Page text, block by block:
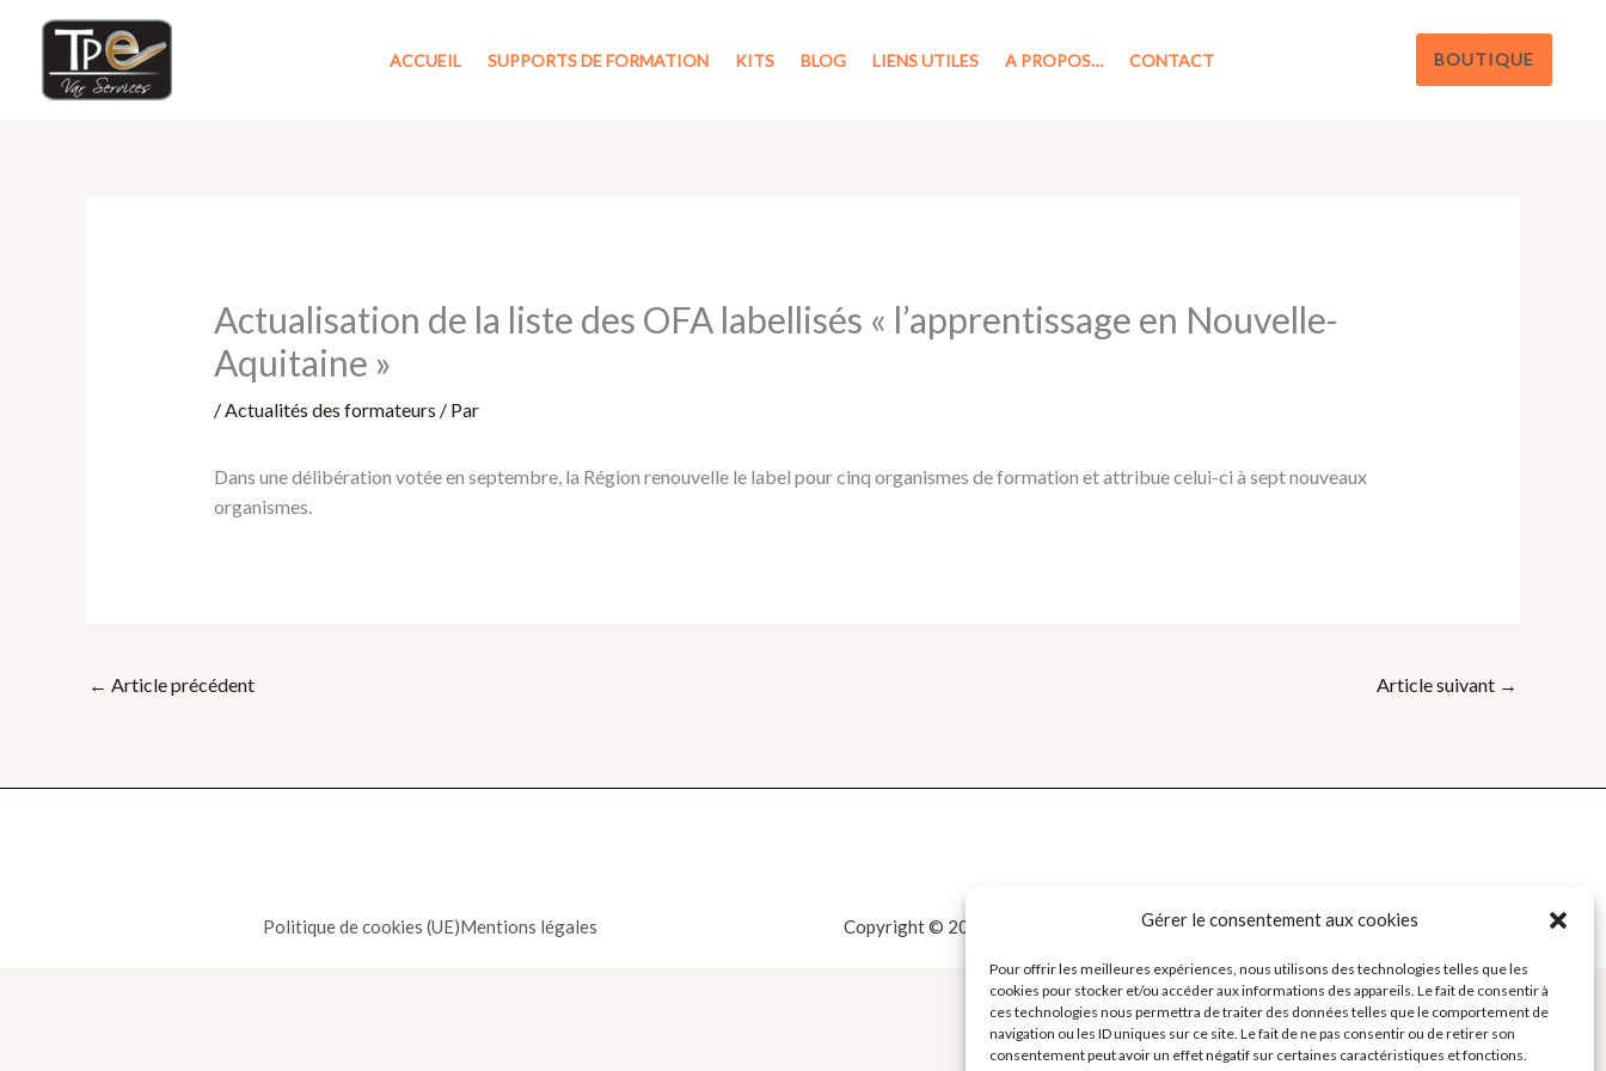
Gérer le consentement aux cookies
Pour offrir les meilleures expériences, nous utilisons des technologies telles que les
cookies pour stocker et/ou accéder aux informations des appareils. Le fait de consentir à
ces technologies nous permettra de traiter des données telles que le comportement de
navigation ou les ID uniques sur ce site. Le fait de ne pas consentir ou de retirer son
consentement peut avoir un effet négatif sur certaines caractéristiques et fonctions.
contenu
ACCUEIL SUPPORTS DE FORMATION KITS BLOG LIENS UTILES A PROPOS… CONTACT BOUTIQUE
Actualisation de la liste des OFA labellisés « l’apprentissage en Nouvelle-
Aquitaine »
/Actualités des formateurs / Par
Dans une délibération votée en septembre, la Région renouvelle le label pour cinq organismes de formation et attribue celui-ci à sept nouveaux
organismes.
← Article précédent Article suivant →
Politique de cookies (UE)Mentions légales Copyright © 2026 La Boutique des Formateurs - Outils et Supports pour formateurs